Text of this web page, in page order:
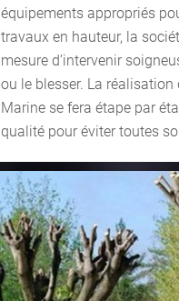
équipements appropriés
travaux en hauteur, la
mesure d’intervenir
ou le blesser. La réalisation
Marine se fera étape par
qualité pour éviter toutes